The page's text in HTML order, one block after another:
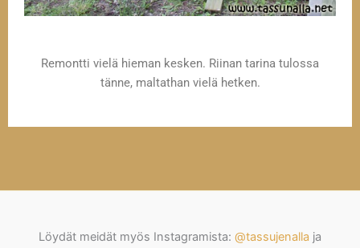
Remontti vielä hieman kesken. Riinan tarina tulossa
tänne, maltathan vielä hetken.
Löydät meidät myös Instagramista: @tassujenalla ja